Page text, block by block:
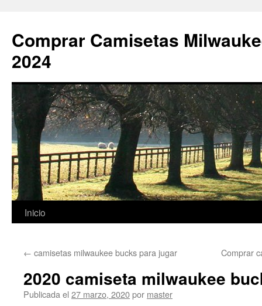
Comprar Camisetas
2024
Saltar
contenido
Inicio
← camisetas milwaukee bucks para jugar Comprar
2020 camiseta milwaukee
Publicada el 27 marzo, 2020por master